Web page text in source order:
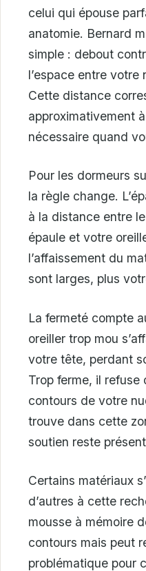
celui qui épouse
anatomie. Bernard
simple : debout
l’espace entre votre
Cette distance
approximativement à
nécessaire quand
Pour les dormeurs
la règle change.
à la distance entre
épaule et votre
l’affaissement du
sont larges, plus
La fermeté compte
oreiller trop mou
votre tête, perdant
Trop ferme, il refuse
contours de votre
trouve dans cette
soutien reste
Certains matériaux
d’autres à cette
mousse à mémoire
contours mais peut
problématique pour